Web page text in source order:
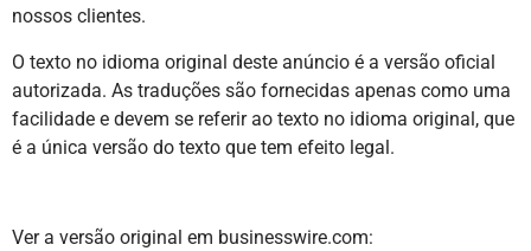
nossos clientes.
O texto no idioma original deste anúncio é a versão oficial
autorizada. As traduções são fornecidas apenas como uma
facilidade e devem se referir ao texto no idioma original, que
é a única versão do texto que tem efeito legal.
Ver a versão original em businesswire.com: